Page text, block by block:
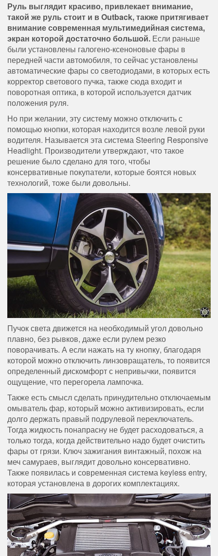
Руль выглядит красиво, привлекает внимание,
такой же руль стоит и в Outback, также притягивает
внимание современная мультимедийная система,
экран которой достаточно большой. Если раньше
были установлены галогено-ксеноновые фары в
передней части автомобиля, то сейчас установлены
автоматические фары со светодиодами, в которых есть
корректор светового пучка, также сюда входит и
поворотная оптика, в которой используется датчик
положения руля.
Но при желании, эту систему можно отключить с
помощью кнопки, которая находится возле левой руки
водителя. Называется эта система Steering Responsive
Headlight. Производители утверждают, что такое
решение было сделано для того, чтобы
консервативные покупатели, которые боятся новых
технологий, тоже были довольны.
Пучок света движется на необходимый угол довольно
плавно, без рывков, даже если рулем резко
поворачивать. А если нажать на ту кнопку, благодаря
которой можно отключить линзовращатель, то появится
определенный дискомфорт с непривычки, появится
ощущение, что перегорела лампочка.
Также есть смысл сделать принудительно отключаемым
омыватель фар, который можно активизировать, если
долго держать правый подрулевой переключатель.
Тогда жидкость понапрасну не будет расходоваться, а
только тогда, когда действительно надо будет очистить
фары от грязи. Ключ зажигания винтажный, похож на
меч самураев, выглядит довольно консервативно.
Также появилась и современная система keyless entry,
которая установлена в дорогих комплектациях.